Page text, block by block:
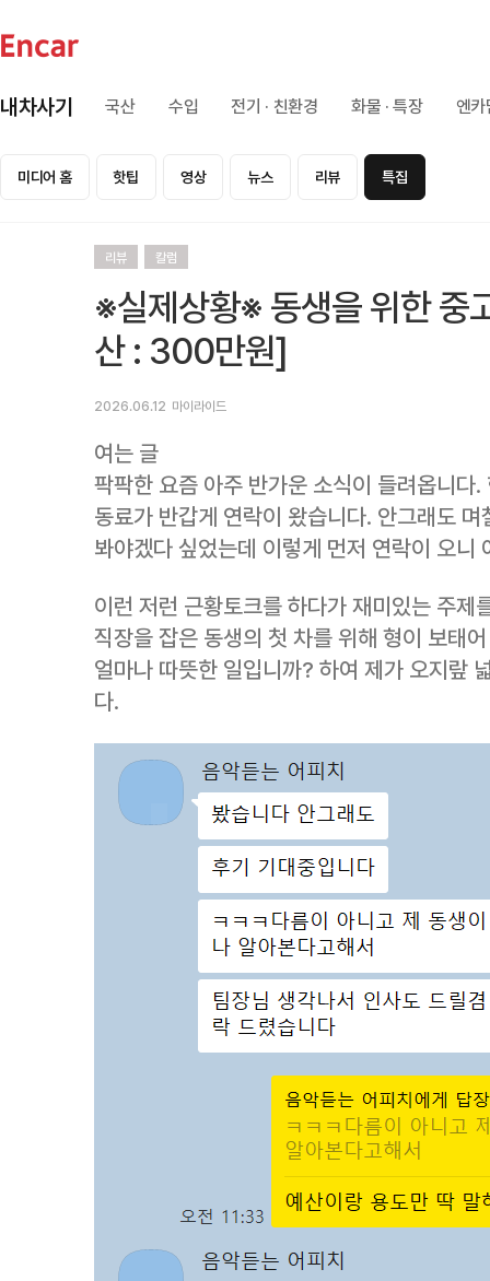
내차사기 국산 수입 전기 · 친환경 화물 · 특장 엔
미디어 홈 핫팁 영상 뉴스 리뷰 특집
리뷰 칼럼
※실제상황※ 동생을 위한 중
산 : 300만원]
2026.06.12 마이라이드
여는 글
팍팍한 요즘 아주 반가운 소식이 들려옵니다
동료가 반갑게 연락이 왔습니다. 안그래도
봐야겠다 싶었는데 이렇게 먼저 연락이 오니
이런 저런 근황토크를 하다가 재미있는 주제
직장을 잡은 동생의 첫 차를 위해 형이 보태
얼마나 따뜻한 일입니까? 하여 제가 오지랖
다.